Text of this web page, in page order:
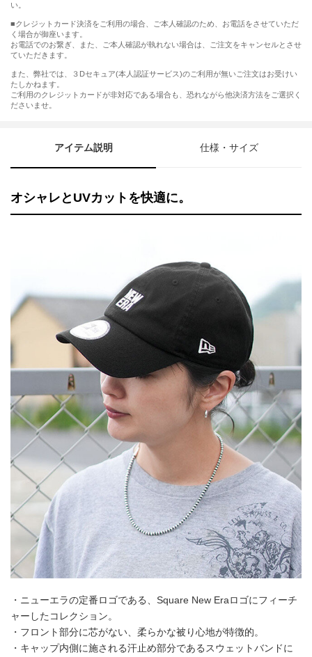
い。
■クレジットカード決済をご利用の場合、ご本人確認のため、お電話をさせていただ
く場合が御座います。
お電話でのお繋ぎ、また、ご本人確認が執れない場合は、ご注文をキャンセルとさせ
ていただきます。
また、弊社では、３Dセキュア(本人認証サービス)のご利用が無いご注文はお受けい
たしかねます。
ご利用のクレジットカードが非対応である場合も、恐れながら他決済方法をご選択く
ださいませ。
アイテム説明 仕様・サイズ
オシャレとUVカットを快適に。
・ニューエラの定番ロゴである、Square New Eraロゴにフィーチ
ャーしたコレクション。
・フロント部分に芯がない、柔らかな被り心地が特徴的。
・キャップ内側に施される汗止め部分であるスウェットバンドに